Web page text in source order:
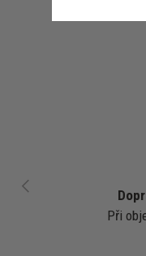
PŘEDCHOZÍ
Při